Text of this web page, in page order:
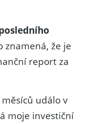
znamená, že je
report za
událo v
moje investiční